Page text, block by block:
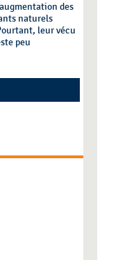
des
naturels
leur vécu
peu